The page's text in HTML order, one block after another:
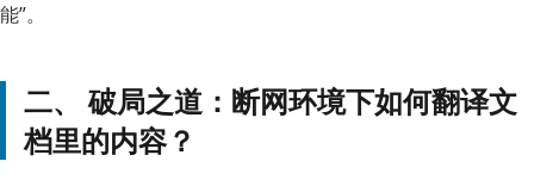
能”。
二、 破局之道：断网环境下如何翻译文
档里的内容？